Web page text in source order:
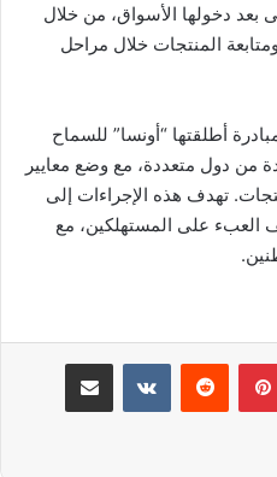
بعد دخولها الأسواق، من خلال
المنتجات خلال مراحل
أطلقتها “أونسا” للسماح
من دول متعددة، مع وضع معايير
تهدف هذه الإجراءات إلى
العبء على المستهلكين، مع
بينتيريست مشاركة عبر البريد